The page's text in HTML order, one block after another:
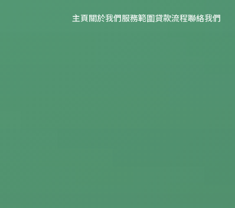
主頁關於我們服務範圍貸款流程聯絡我們